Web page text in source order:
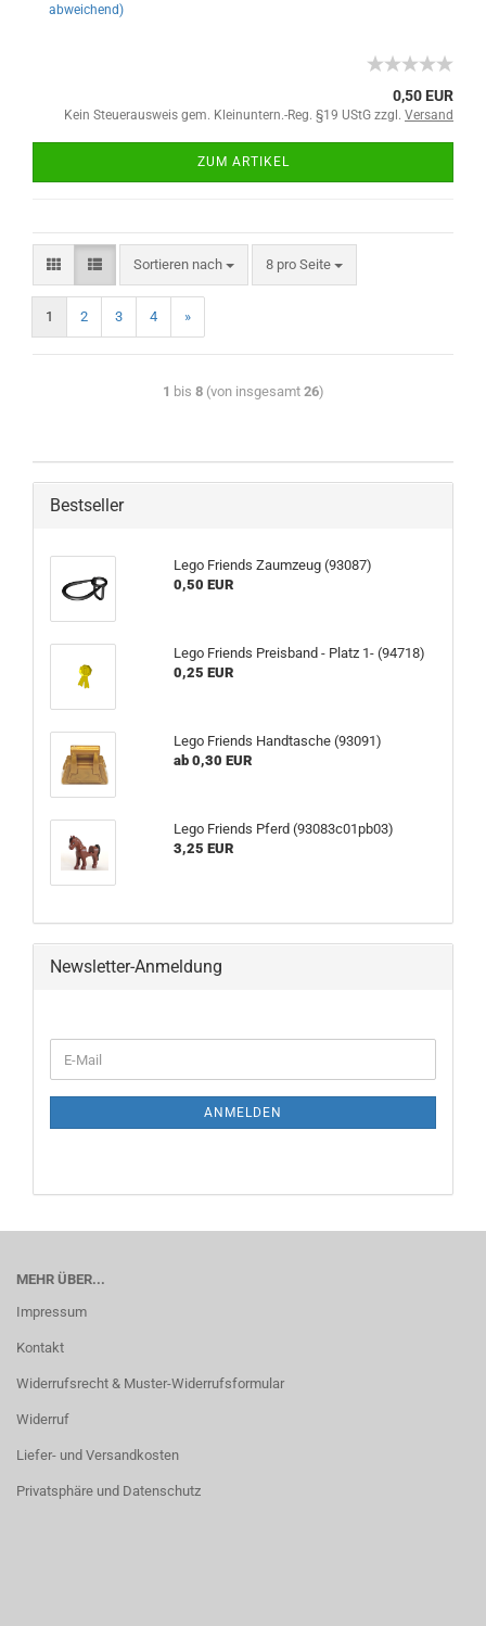
abweichend)
0,50 EUR
Kein Steuerausweis gem. Kleinuntern.-Reg. §19 UStG zzgl. Versand
ZUM ARTIKEL
Sortieren nach 8 pro Seite
1 2 3 4 »
1 bis 8(von insgesamt 26)
Bestseller
Lego Friends Zaumzeug (93087)
0,50 EUR
Lego Friends Preisband - Platz 1- (94718)
0,25 EUR
Lego Friends Handtasche (93091)
ab 0,30 EUR
Lego Friends Pferd (93083c01pb03)
3,25 EUR
Newsletter-Anmeldung
ANMELDEN
MEHR ÜBER...
Impressum
Kontakt
Widerrufsrecht & Muster-Widerrufsformular
Widerruf
Liefer- und Versandkosten
Privatsphäre und Datenschutz